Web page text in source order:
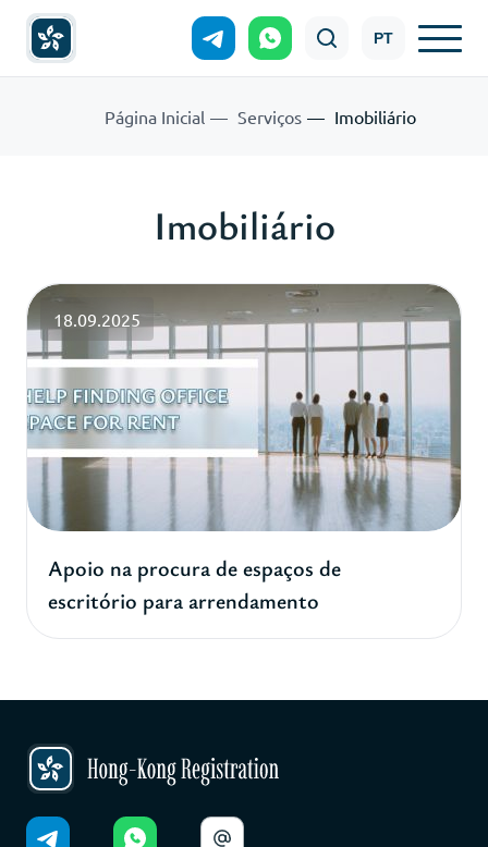
PT
Página Inicial Serviços Imobiliário
Imobiliário
18.09.2025
Apoio na procura de espaços de
escritório para arrendamento